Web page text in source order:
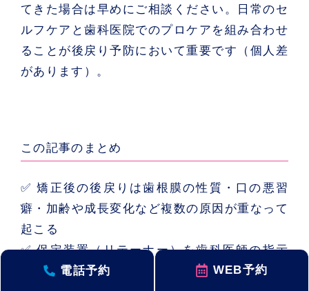
電話予約 WEB予約
てきた場合は早めにご相談ください。日常のセ
ルフケアと歯科医院でのプロケアを組み合わせ
ることが後戻り予防において重要です（個人差
があります）。
この記事のまとめ
✅ 矯正後の後戻りは歯根膜の性質・口の悪習
癖・加齢や成長変化など複数の原因が重なって
起こる
✅ 保定装置（リテーナー）を歯科医師の指示
どおり使い続けることが後戻り予防の基本